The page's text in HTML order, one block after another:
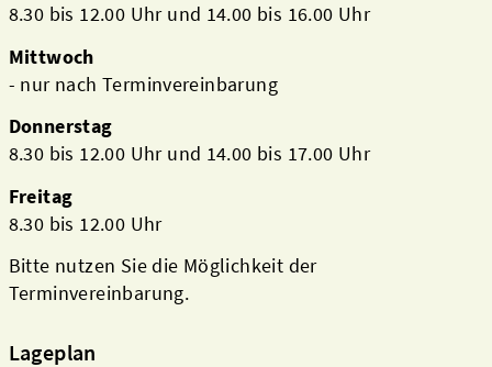
8.30 bis 12.00 Uhr und 14.00 bis 16.00 Uhr
Mittwoch
- nur nach Terminvereinbarung
Donnerstag
8.30 bis 12.00 Uhr und 14.00 bis 17.00 Uhr
Freitag
8.30 bis 12.00 Uhr
Bitte nutzen Sie die Möglichkeit der
Terminvereinbarung.
Lageplan